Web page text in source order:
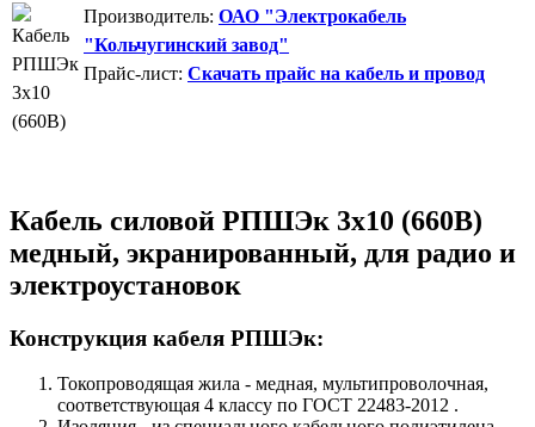
Производитель: ОАО "Электрокабель
"Кольчугинский завод"
Прайс-лист: Скачать прайс на кабель и провод
Кабель силовой РПШЭк 3х10 (660В)
медный, экранированный, для радио и
электроустановок
Конструкция кабеля РПШЭк:
Токопроводящая жила - медная, мультипроволочная,
соответствующая 4 классу по ГОСТ 22483-2012 .